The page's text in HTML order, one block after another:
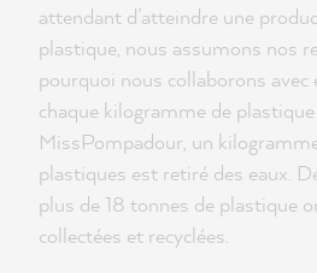
attendant d’atteindre une
plastique, nous assumons nos
pourquoi nous collaborons avec
chaque kilogramme de
MissPompadour, un
plastiques est retiré des eaux.
plus de 18 tonnes de plastique
collectées et recyclées.